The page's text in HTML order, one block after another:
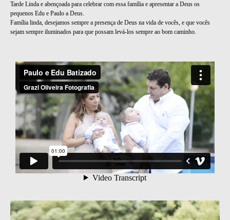
Tarde Linda e abençoada para celebrar com essa família e apresentar a Deus os
pequenos Edu e Paulo a Deus.
Família linda, desejamos sempre a presença de Deus na vida de vocês, e que vocês
sejam sempre iluminados para que possam levá-los sempre ao bom caminho.